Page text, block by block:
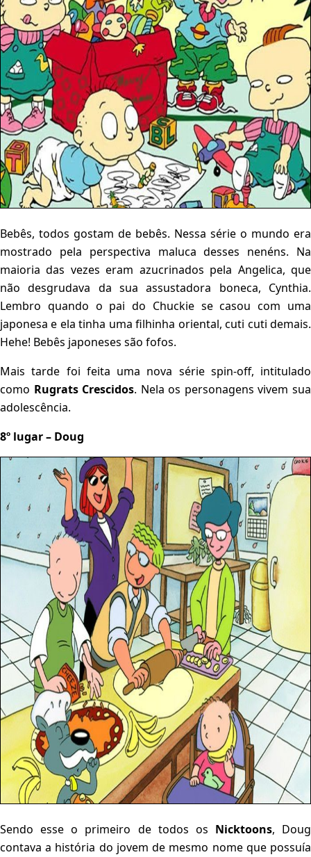
Bebês, todos gostam de bebês. Nessa série o mundo era
mostrado pela perspectiva maluca desses nenéns. Na
maioria das vezes eram azucrinados pela Angelica, que
não desgrudava da sua assustadora boneca, Cynthia.
Lembro quando o pai do Chuckie se casou com uma
japonesa e ela tinha uma filhinha oriental, cuti cuti demais.
Hehe! Bebês japoneses são fofos.
Mais tarde foi feita uma nova série spin-off, intitulado
como Rugrats Crescidos. Nela os personagens vivem sua
adolescência.
8º lugar – Doug
Sendo esse o primeiro de todos os Nicktoons, Doug
contava a história do jovem de mesmo nome que possuía